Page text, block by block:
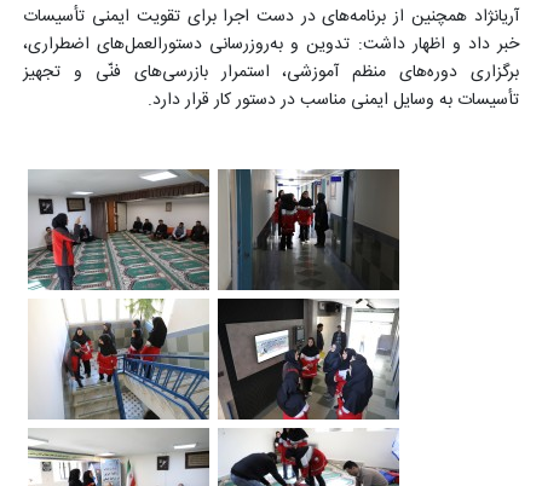
آریانژاد همچنین از برنامه‌های در دست اجرا برای تقویت ایمنی تأسیسات
خبر داد و اظهار داشت: تدوین و به‌روزرسانی دستورالعمل‌های اضطراری،
برگزاری دوره‌های منظم آموزشی، استمرار بازرسی‌های فنّی و تجهیز
تأسیسات به وسایل ایمنی مناسب در دستور کار قرار دارد.